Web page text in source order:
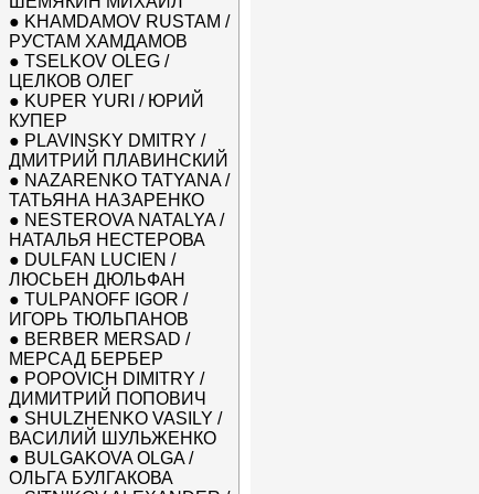
● KHAMDAMOV RUSTAM /
РУСТАМ ХАМДАМОВ
● TSELKOV OLEG /
ЦЕЛКОВ ОЛЕГ
● KUPER YURI / ЮРИЙ
КУПЕР
● PLAVINSKY DMITRY /
ДМИТРИЙ ПЛАВИНСКИЙ
● NAZARENKO TATYANA /
ТАТЬЯНА НАЗАРЕНКО
● NESTEROVA NATALYA /
НАТАЛЬЯ НЕСТЕРОВА
● DULFAN LUCIEN /
ЛЮСЬЕН ДЮЛЬФАН
● TULPANOFF IGOR /
ИГОРЬ ТЮЛЬПАНОВ
● BERBER MERSAD /
МЕРСАД БЕРБЕР
● POPOVICH DIMITRY /
ДИМИТРИЙ ПОПОВИЧ
● SHULZHENKO VASILY /
ВАСИЛИЙ ШУЛЬЖЕНКО
● BULGAKOVA OLGA /
ОЛЬГА БУЛГАКОВА